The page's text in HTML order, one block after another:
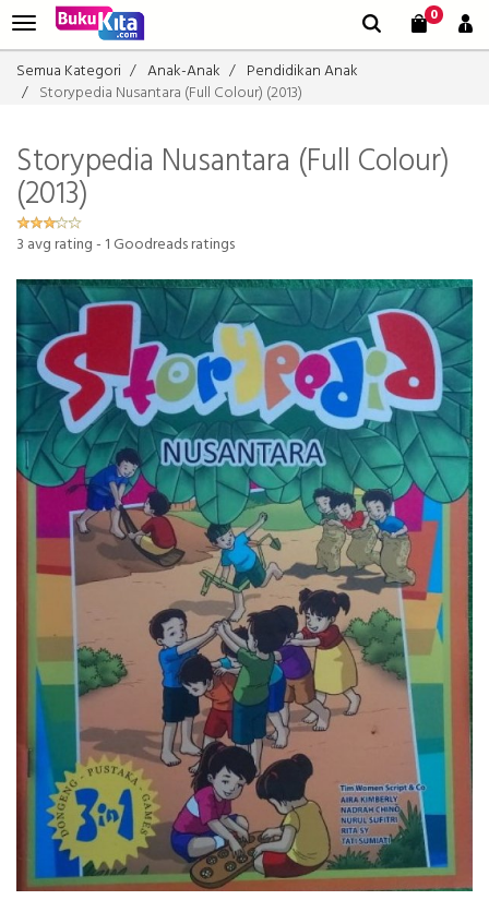
0
Semua Kategori Anak-Anak
Pendidikan Anak
Storypedia Nusantara (Full Colour) (2013)
Storypedia Nusantara (Full Colour)
(2013)
3 avg rating - 1 Goodreads ratings